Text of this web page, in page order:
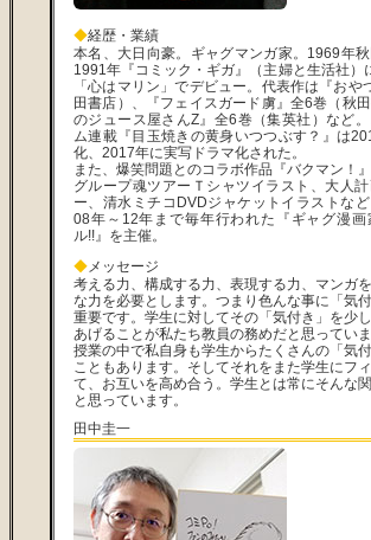
◆経歴・業績
本名、大日向豪。ギャグマンガ家。1969年秋
1991年『コミック・ギガ』（主婦と生活社）
「心はマリン」でデビュー。代表作は『おや
田書店）、『フェイスガード虜』全6巻（秋
のジュース屋さんZ』全6巻（集英社）など
ム連載『目玉焼きの黄身いつつぶす？』は
化、2017年に実写ドラマ化された。
また、爆笑問題とのコラボ作品『バクマン！』
グループ魂ツアーＴシャツイラスト、大人
ー、清水ミチコDVDジャケットイラストなど
08年～12年まで毎年行われた『ギャグ漫画
ル!!』を主催。
◆メッセージ
考える力、構成する力、表現する力、マンガ
な力を必要とします。つまり色んな事に「気
重要です。学生に対してその「気付き」を少
あげることが私たち教員の務めだと思っていま
授業の中で私自身も学生からたくさんの「気
こともあります。そしてそれをまた学生にフ
て、お互いを高め合う。学生とは常にそんな
と思っています。
田中圭一